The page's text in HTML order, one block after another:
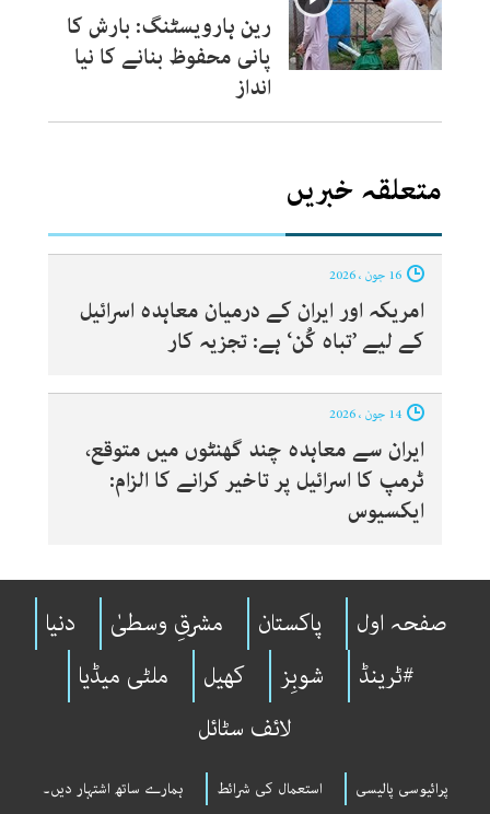
رین ہارویسٹنگ: بارش کا
پانی محفوظ بنانے کا نیا
انداز
متعلقہ خبریں
امریکہ اور ایران کے درمیان معاہدہ اسرائیل
کے لیے ’تباہ کُن‘ ہے: تجزیہ کار
ایران سے معاہدہ چند گھنٹوں میں متوقع،
ٹرمپ کا اسرائیل پر تاخیر کرانے کا الزام:
ایکسیوس
صفحہ اول پاکستان مشرقِ وسطیٰ
دنیا
#ٹرینڈ
شوبِز کھیل
ملٹی میڈیا
لائف سٹائل
پرائیوسی پالیسی استعمال کی شرائط ہمارے ساتھ اشتہار دیں۔